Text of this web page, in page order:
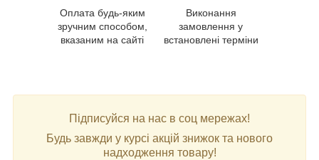
Оплата будь-яким
зручним способом,
вказаним на сайті
Виконання
замовлення у
встановлені терміни
Підписуйся на нас в соц мережах!
Будь завжди у курсі акцій знижок та нового
надходження товару!